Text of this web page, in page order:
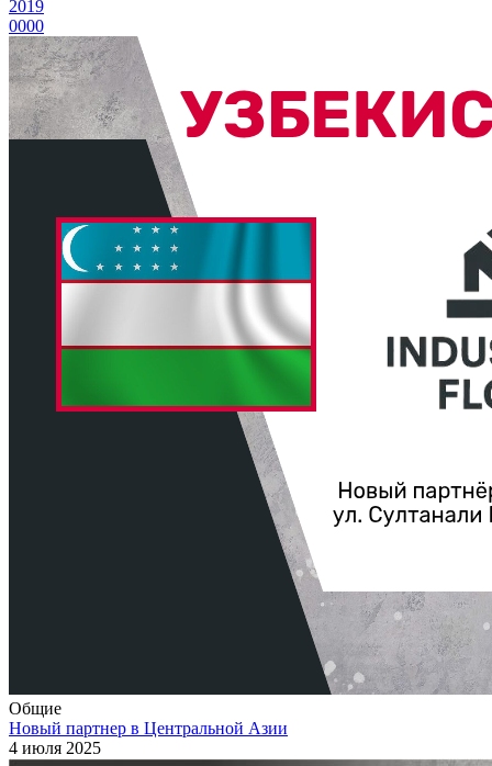
2019
0000
Общие
Новый партнер в Центральной Азии
4 июля 2025